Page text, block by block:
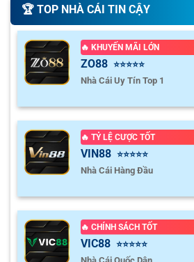
🏆️ TOP NHÀ CÁI TIN CẬY
🔥 KHUYẾN MÃI LỚN
ZO88 ⭐⭐⭐⭐⭐
Nhà Cái Uy Tín Top 1
🔥 TỶ LỆ CƯỢC TỐT
VIN88 ⭐⭐⭐⭐⭐
Nhà Cái Hàng Đầu
🔥 CHÍNH SÁCH TỐT
VIC88 ⭐⭐⭐⭐⭐